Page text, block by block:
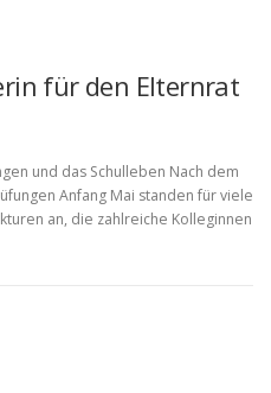
für den Elternrat
und das Schulleben Nach dem
Anfang Mai standen für viele
an, die zahlreiche Kolleginnen